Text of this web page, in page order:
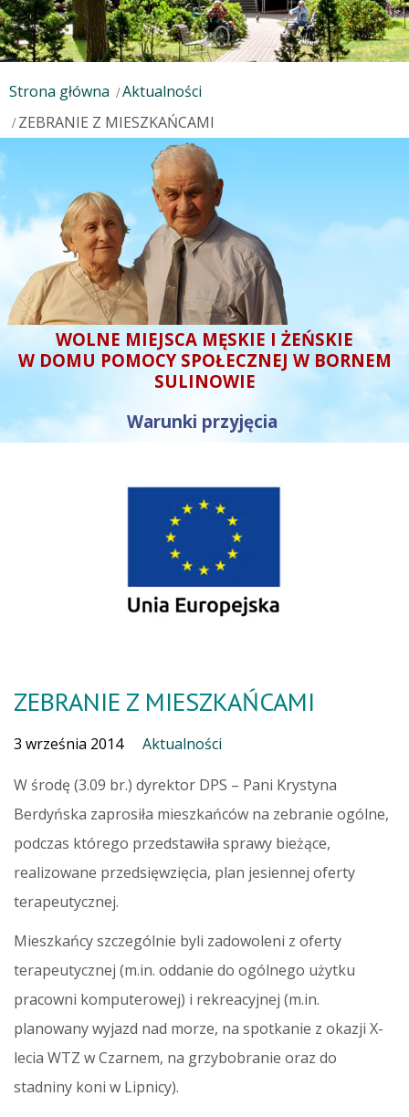
Strona główna
Aktualności
ZEBRANIE Z MIESZKAŃCAMI
WOLNE MIEJSCA MĘSKIE I ŻEŃSKIE
W DOMU POMOCY SPOŁECZNEJ W BORNEM
SULINOWIE
Warunki przyjęcia
ZEBRANIE Z MIESZKAŃCAMI
3 września 2014 Aktualności
W środę (3.09 br.) dyrektor DPS – Pani Krystyna
Berdyńska zaprosiła mieszkańców na zebranie ogólne,
podczas którego przedstawiła sprawy bieżące,
realizowane przedsięwzięcia, plan jesiennej oferty
terapeutycznej.
Mieszkańcy szczególnie byli zadowoleni z oferty
terapeutycznej (m.in. oddanie do ogólnego użytku
pracowni komputerowej) i rekreacyjnej (m.in.
planowany wyjazd nad morze, na spotkanie z okazji X-
lecia WTZ w Czarnem, na grzybobranie oraz do
stadniny koni w Lipnicy).